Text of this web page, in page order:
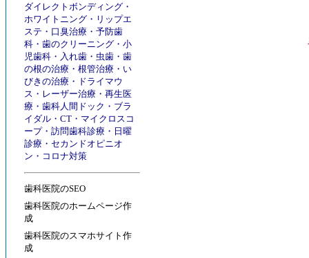
ダイレクトボンディング ・
ホワイトニング ・ リップエ
ステ ・ 口臭治療 ・ 予防歯
科 ・ 歯のクリーニング ・ 小
児歯科 ・ 入れ歯 ・ 虫歯 ・ 歯
の根の治療 ・ 根管治療 ・ い
びきの治療 ・ ドライマウ
ス ・ レーザー治療 ・ 再生医
療 ・ 歯科人間ドック ・ ブラ
イダル ・ CT ・ マイクロスコ
ープ・ 訪問歯科診療 ・ 日曜
診療 ・ セカンドオピニオ
ン ・ コロナ対策
歯科医院のSEO
歯科医院のホームページ作
成
歯科医院のスマホサイト作
成